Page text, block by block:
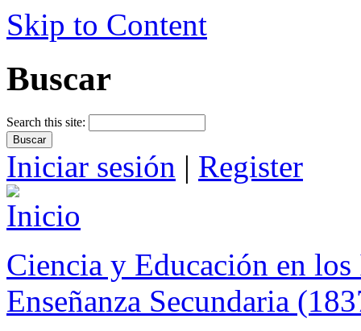
Skip to Content
Buscar
Search this site:
Iniciar sesión | Register
Ciencia y Educación en
Enseñanza Secundaria